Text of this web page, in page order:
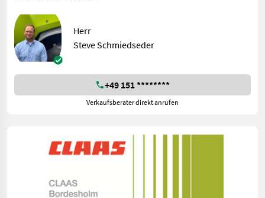
Herr
Steve Schmiedseder
+49 151 ********
Verkaufsberater direkt anrufen